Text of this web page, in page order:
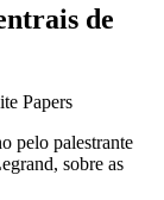
de
Papers
pelo palestrante
sobre as